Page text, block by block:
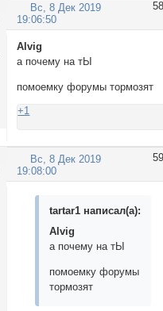
58
Вс, 8 Дек 2019
19:06:50
Alvig
а почему на тЫ
помоемку форумы тормозят
+1
59
Вс, 8 Дек 2019
19:08:00
tartar1 написал(а):
Alvig
а почему на тЫ
помоемку форумы
тормозят